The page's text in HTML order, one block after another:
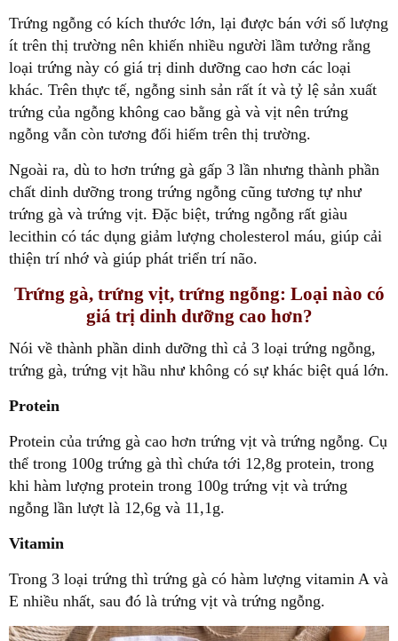
Trứng ngỗng có kích thước lớn, lại được bán với số lượng
ít trên thị trường nên khiến nhiều người lầm tưởng rằng
loại trứng này có giá trị dinh dưỡng cao hơn các loại
khác. Trên thực tế, ngỗng sinh sản rất ít và tỷ lệ sản xuất
trứng của ngỗng không cao bằng gà và vịt nên trứng
ngỗng vẫn còn tương đối hiếm trên thị trường.
Ngoài ra, dù to hơn trứng gà gấp 3 lần nhưng thành phần
chất dinh dưỡng trong trứng ngỗng cũng tương tự như
trứng gà và trứng vịt. Đặc biệt, trứng ngỗng rất giàu
lecithin có tác dụng giảm lượng cholesterol máu, giúp cải
thiện trí nhớ và giúp phát triển trí não.
Trứng gà, trứng vịt, trứng ngỗng: Loại nào có
giá trị dinh dưỡng cao hơn?
Nói về thành phần dinh dưỡng thì cả 3 loại trứng ngỗng,
trứng gà, trứng vịt hầu như không có sự khác biệt quá lớn.
Protein
Protein của trứng gà cao hơn trứng vịt và trứng ngỗng. Cụ
thể trong 100g trứng gà thì chứa tới 12,8g protein, trong
khi hàm lượng protein trong 100g trứng vịt và trứng
ngỗng lần lượt là 12,6g và 11,1g.
Vitamin
Trong 3 loại trứng thì trứng gà có hàm lượng vitamin A và
E nhiều nhất, sau đó là trứng vịt và trứng ngỗng.